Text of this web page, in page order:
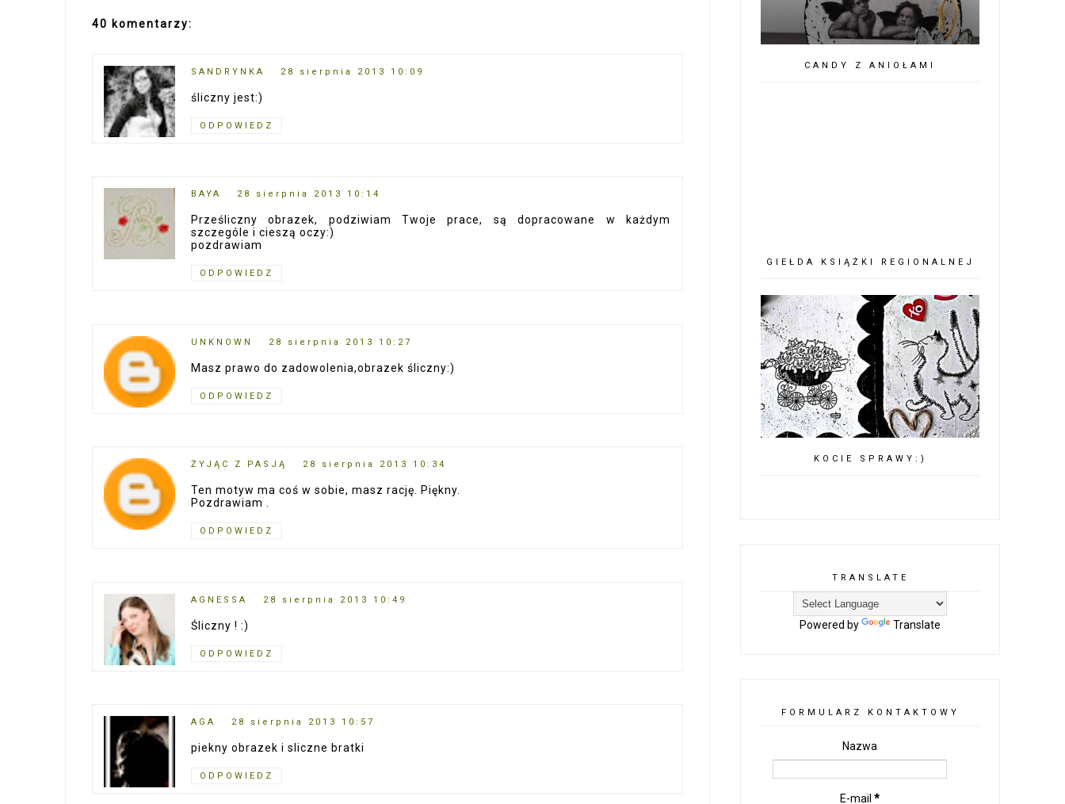
40 komentarzy:
SANDRYNKA 28 sierpnia 2013 10:09
śliczny jest:)
ODPOWIEDZ
BAYA 28 sierpnia 2013 10:14
Prześliczny obrazek, podziwiam Twoje prace, są dopracowane w każdym
szczególe i cieszą oczy:)
pozdrawiam
ODPOWIEDZ
UNKNOWN 28 sierpnia 2013 10:27
Masz prawo do zadowolenia,obrazek śliczny:)
ODPOWIEDZ
ŻYJĄC Z PASJĄ 28 sierpnia 2013 10:34
Ten motyw ma coś w sobie, masz rację. Piękny.
Pozdrawiam .
ODPOWIEDZ
AGNESSA 28 sierpnia 2013 10:49
Śliczny ! :)
ODPOWIEDZ
AGA 28 sierpnia 2013 10:57
piekny obrazek i sliczne bratki
ODPOWIEDZ
CANDY Z ANIOŁAMI
GIEŁDA KSIĄŻKI REGIONALNEJ
KOCIE SPRAWY:)
TRANSLATE
Powered by Translate
FORMULARZ KONTAKTOWY
Nazwa
E-mail *